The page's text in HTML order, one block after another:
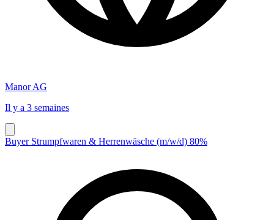
Manor AG
Il y a 3 semaines
Buyer Strumpfwaren & Herrenwäsche (m/w/d) 80%